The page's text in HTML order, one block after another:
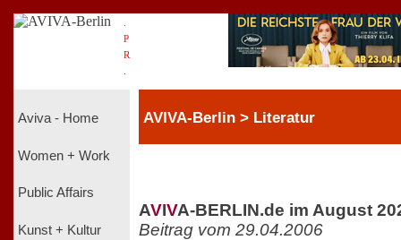
P
R
Aviva - Home
Women + Work
Public Affairs
Kunst + Kultur
AVIVA-Berlin > Literatur
AVIVA-BERLIN.de im August
Beitrag vom 29.04.2006